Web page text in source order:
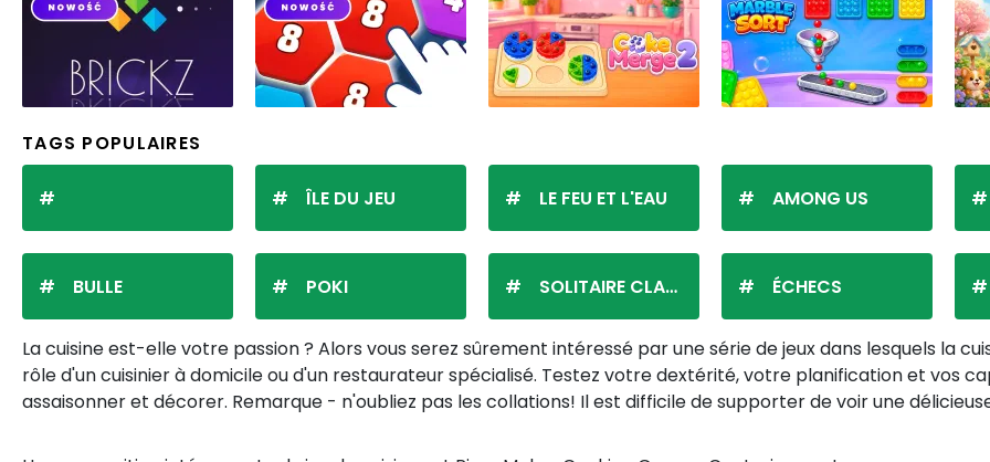
TAGS POPULAIRES
BULLE
ÎLE DU JEU
POKI
LE FEU ET L'EAU
SOLITAIRE CLASSIQUE
AMONG US
ÉCHECS
La cuisine est-elle votre passion ? Alors vous serez sûrement intéressé par une série de jeux dans lesquels la
rôle d'un cuisinier à domicile ou d'un restaurateur spécialisé. Testez votre dextérité, votre planification et vos
assaisonner et décorer. Remarque - n'oubliez pas les collations! Il est difficile de supporter de voir une